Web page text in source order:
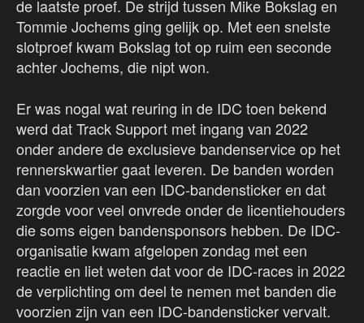
de laatste proef. De strijd tussen Mike Bokslag en
Tommie Jochems ging gelijk op. Met een snelste
slotproef kwam Bokslag tot op ruim een seconde
achter Jochems, die nipt won.
Er was nogal wat reuring in de IDC toen bekend
werd dat Track Support met ingang van 2022
onder andere de exclusieve bandenservice op het
rennerskwartier gaat leveren. De banden worden
dan voorzien van een IDC-bandensticker en dat
zorgde voor veel onvrede onder de licentiehouders
die soms eigen bandensponsors hebben. De IDC-
organisatie kwam afgelopen zondag met een
reactie en liet weten dat voor de IDC-races in 2022
de verplichting om deel te nemen met banden die
voorzien zijn van een IDC-bandensticker vervalt.